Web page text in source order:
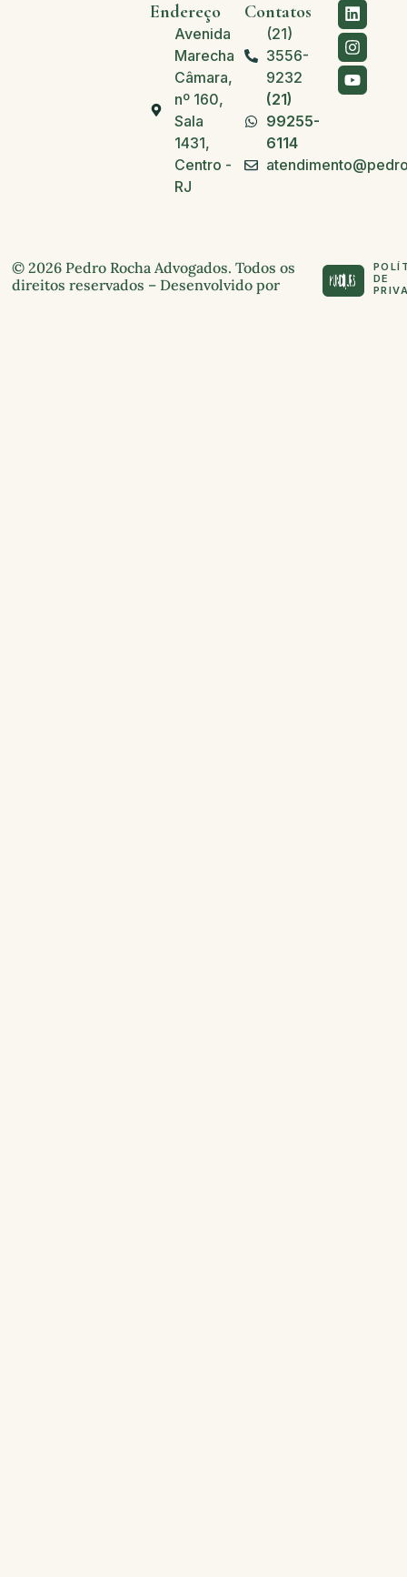
Endereço
Avenida
Marechal
Câmara,
nº 160,
Sala
1431,
Centro -
RJ
Contatos
(21)
3556-
9232
(21)
99255-
6114
© 2026 Pedro Rocha Advogados. Todos os
direitos reservados – Desenvolvido por
DE